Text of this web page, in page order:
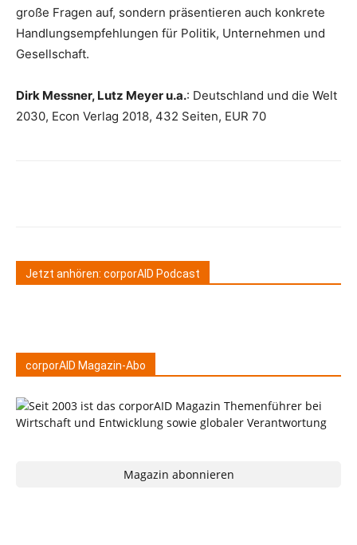
große Fragen auf, sondern präsentieren auch konkrete
Handlungsempfehlungen für Politik, Unternehmen und
Gesellschaft.
Dirk Messner, Lutz Meyer u.a.: Deutschland und die Welt
2030, Econ Verlag 2018, 432 Seiten, EUR 70
Jetzt anhören: corporAID Podcast
corporAID Magazin-Abo
Magazin abonnieren